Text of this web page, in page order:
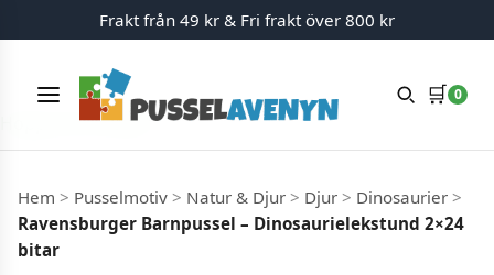
Hoppa till innehåll
Frakt från 49 kr & Fri frakt över 800 kr
Meny 🛒 0
Hem > Pusselmotiv > Natur & Djur > Djur > Dinosaurier >
Ravensburger Barnpussel – Dinosaurielekstund 2×24
bitar